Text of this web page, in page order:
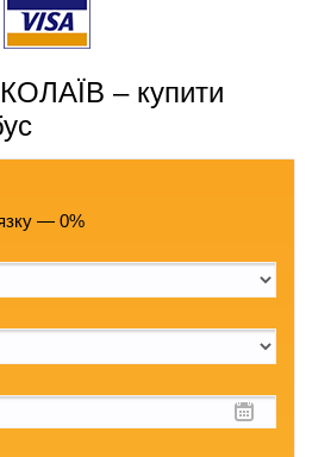
– купити
— 0%